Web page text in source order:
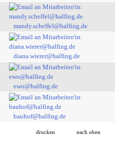
mandy.scheffel@halfing.de
diana.wierer@halfing.de
ewo@halfing.de
bauhof@halfing.de
drucken nach oben